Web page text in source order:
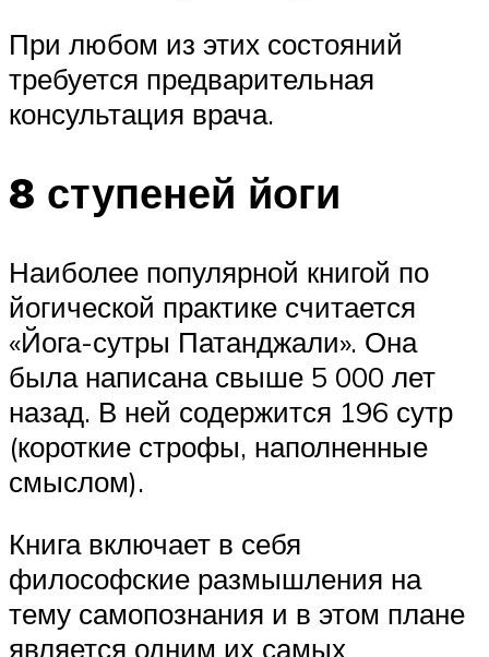
При любом из этих состояний
требуется предварительная
консультация врача.
8 ступеней йоги
Наиболее популярной книгой по
йогической практике считается
«Йога-сутры Патанджали». Она
была написана свыше 5 000 лет
назад. В ней содержится 196 сутр
(короткие строфы, наполненные
смыслом).
Книга включает в себя
философские размышления на
тему самопознания и в этом плане
является одним их самых